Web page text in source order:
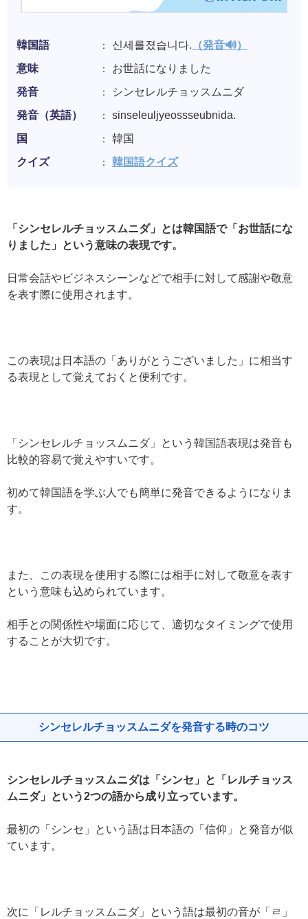
韓国語 신세를졌습니다. （発音🔊）
意味
お世話になりました
発音
シンセレルチョッスムニダ
発音（英語）
sinseleuljyeossseubnida.
国
韓国
クイズ
韓国語クイズ
「シンセレルチョッスムニダ」とは韓国語で「お世話にな
りました」という意味の表現です。
日常会話やビジネスシーンなどで相手に対して感謝や敬意
を表す際に使用されます。
この表現は日本語の「ありがとうございました」に相当す
る表現として覚えておくと便利です。
「シンセレルチョッスムニダ」という韓国語表現は発音も
比較的容易で覚えやすいです。
初めて韓国語を学ぶ人でも簡単に発音できるようになりま
す。
また、この表現を使用する際には相手に対して敬意を表す
という意味も込められています。
相手との関係性や場面に応じて、適切なタイミングで使用
することが大切です。
シンセレルチョッスムニダを発音する時のコツ
シンセレルチョッスムニダは「シンセ」と「レルチョッス
ムニダ」という2つの語から成り立っています。
最初の「シンセ」という語は日本語の「信仰」と発音が似
ています。
次に「レルチョッスムニダ」という語は最初の音が「ㄹ」